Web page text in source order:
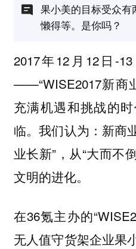
果小美的目标受众有
懒得等。是你吗？
2017年12月12日-
——“WISE2017新商
充满机遇和挑战的
临。我们认为：新商
业长新”，从“大而不
文明的进化。
在36氪主办的
无人值守货架企业果